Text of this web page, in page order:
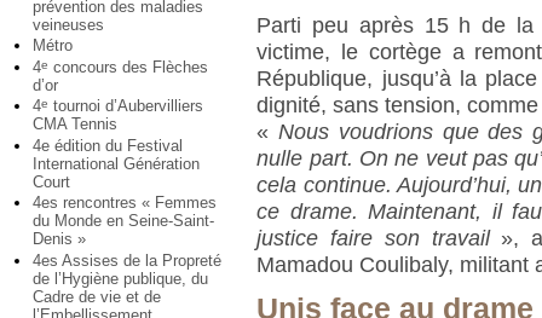
prévention des maladies
veineuses
Métro
4e concours des Flèches
d’or
4e tournoi d’Aubervilliers
CMA Tennis
4e édition du Festival
International Génération
Court
4es rencontres « Femmes
du Monde en Seine-Saint-
Denis »
4es Assises de la Propreté
de l’Hygiène publique, du
Cadre de vie et de
Parti peu après 15 h de la
victime, le cortège a
République, jusqu’à la
dignité, sans tension,
« Nous voudrions que des
nulle part. On ne veut pas
cela continue. Aujourd’hui,
ce drame. Maintenant, il
justice faire son travail», a
Mamadou Coulibaly, militant
Unis face au drame